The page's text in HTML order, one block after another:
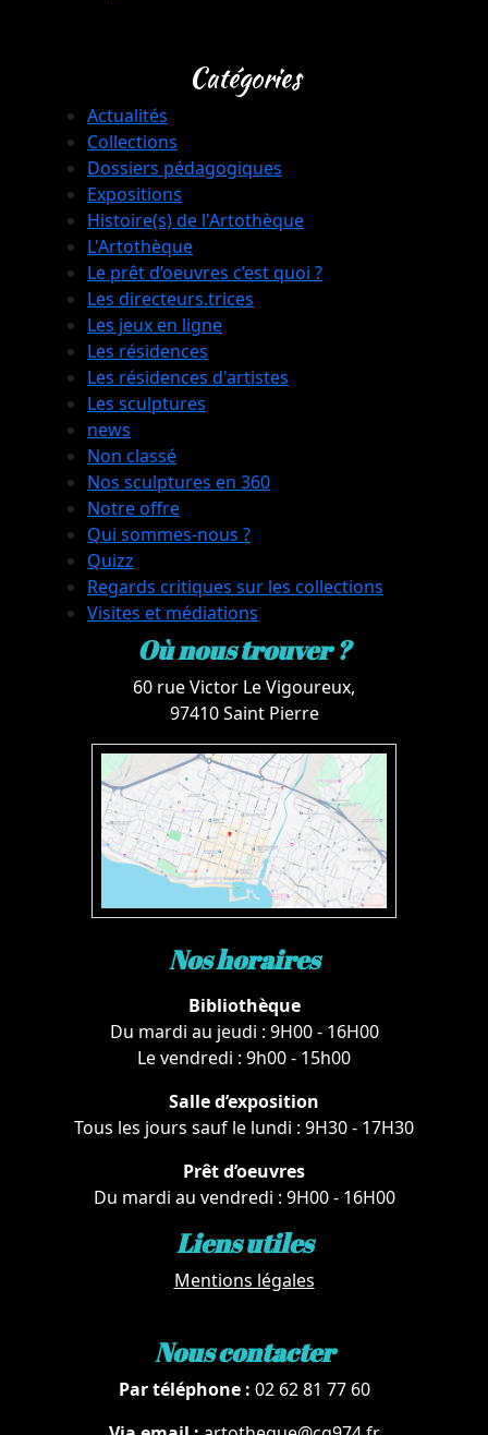
Catégories
Actualités
Collections
Dossiers pédagogiques
Expositions
Histoire(s) de l'Artothèque
L'Artothèque
Le prêt d’oeuvres c’est quoi ?
Les directeurs.trices
Les jeux en ligne
Les résidences
Les résidences d'artistes
Les sculptures
news
Non classé
Nos sculptures en 360
Notre offre
Qui sommes-nous ?
Quizz
Regards critiques sur les collections
Visites et médiations
Où nous trouver ?
60 rue Victor Le Vigoureux,
97410 Saint Pierre
Nos horaires
Bibliothèque
Du mardi au jeudi : 9H00 - 16H00
Le vendredi : 9h00 - 15h00
Salle d’exposition
Tous les jours sauf le lundi : 9H30 - 17H30
Prêt d’oeuvres
Du mardi au vendredi : 9H00 - 16H00
Liens utiles
Mentions légales
Nous contacter
Par téléphone : 02 62 81 77 60